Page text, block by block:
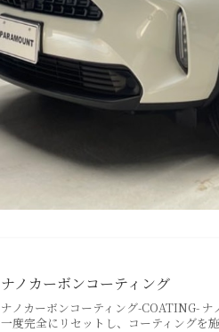
ナノカーボンコーティング
ナノカーボンコーティング-COATING-
一度完全にリセットし、コーティングを